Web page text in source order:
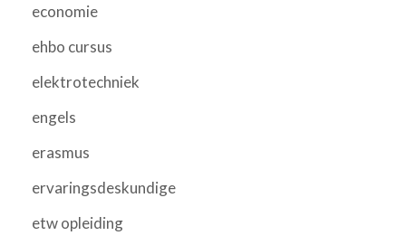
economie
ehbo cursus
elektrotechniek
engels
erasmus
ervaringsdeskundige
etw opleiding